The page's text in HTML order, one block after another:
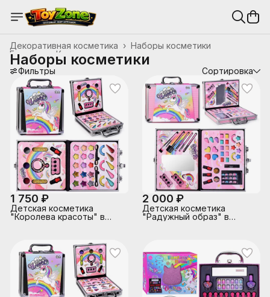
Наборы косметики
Декоративная косметика ›
Косметика и гигиена
Главная
Наборы косметики
Фильтры Сортировка
1 750 ₽
Детская косметика
"Королева красоты" в
2 000 ₽
Детская косметика
"Радужный образ" в